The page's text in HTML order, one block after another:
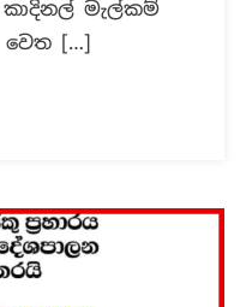
මැල්කම්
[…]